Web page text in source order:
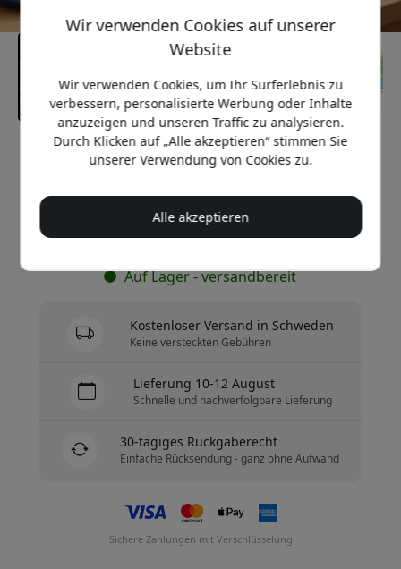
Empfohlener Preis
59.99 EUR
Jetzt kaufen
Auf Lager - versandbereit
Kostenloser Versand in Schweden
Keine versteckten Gebühren
Lieferung 10-12 August
Schnelle und nachverfolgbare Lieferung
30-tägiges Rückgaberecht
Einfache Rücksendung - ganz ohne Aufwand
Sichere Zahlungen mit Verschlüsselung
Wir verwenden Cookies auf unserer
Website
Wir verwenden Cookies, um Ihr Surferlebnis zu
verbessern, personalisierte Werbung oder Inhalte
anzuzeigen und unseren Traffic zu analysieren.
Durch Klicken auf „Alle akzeptieren“ stimmen Sie
unserer Verwendung von Cookies zu.
Alle akzeptieren